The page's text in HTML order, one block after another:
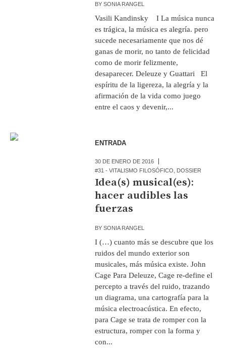
BYSONIA RANGEL
Vasili Kandinsky I La música nunca
es trágica, la música es alegría. pero
sucede necesariamente que nos dé
ganas de morir, no tanto de felicidad
como de morir felizmente,
desaparecer. Deleuze y Guattari El
espíritu de la ligereza, la alegría y la
afirmación de la vida como juego
entre el caos y devenir,...
ENTRADA
30 DE ENERO DE 2016
#31 - VITALISMO FILOSÓFICO
DOSSIER
Idea(s) musical(es):
hacer audibles las
fuerzas
BYSONIA RANGEL
I (…) cuanto más se descubre que los
ruidos del mundo exterior son
musicales, más música existe. John
Cage Para Deleuze, Cage re-define el
percepto a través del ruido, trazando
un diagrama, una cartografía para la
música electroacústica. En efecto,
para Cage se trata de romper con la
estructura, romper con la forma y
con...